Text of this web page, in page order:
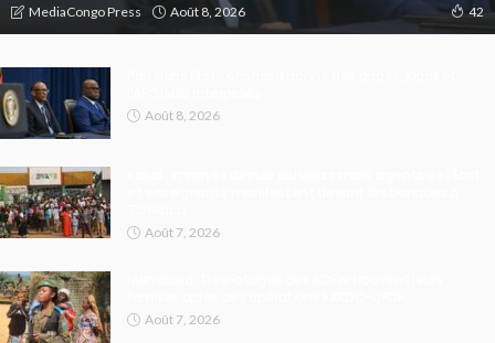
MediaCongo Press Août 8, 2026 42
Août 8, 2026
Août 7, 2026
Août 7, 2026